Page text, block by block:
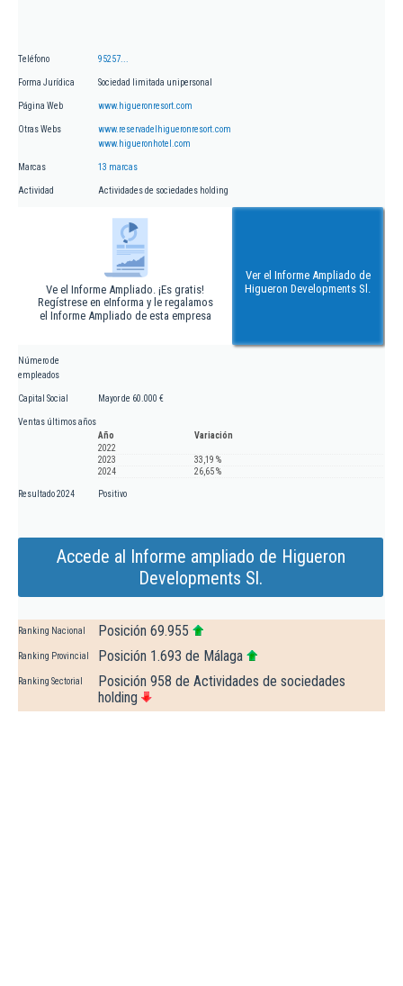
Teléfono 95257...
Forma Jurídica Sociedad limitada unipersonal
Página Web www.higueronresort.com
Otras Webs
www.reservadelhigueronresort.com
www.higueronhotel.com
Marcas 13 marcas
Actividad Actividades de sociedades holding
Ve el Informe Ampliado. ¡Es gratis!
Regístrese en eInforma y le regalamos
el Informe Ampliado de esta empresa
Ver el Informe Ampliado de
Higueron Developments Sl.
Número de
empleados
Capital Social Mayor de 60.000 €
Ventas últimos años
Año
Variación
2022
2023
33,19 %
2024
26,65 %
Resultado 2024 Positivo
Accede al Informe ampliado de Higueron
Developments Sl.
Ranking Nacional Posición 69.955
Ranking Provincial Posición 1.693 de Málaga
Ranking Sectorial
Posición 958 de Actividades de sociedades
holding